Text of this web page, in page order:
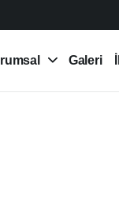
Galeri